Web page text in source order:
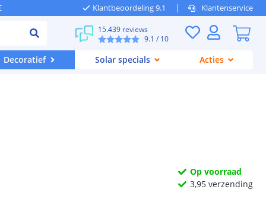
Klantbeoordeling 9.1 Klantenservice
15.439 reviews
9.1 / 10
Decoratief Solar specials Acties
Op voorraad
3,95 verzending